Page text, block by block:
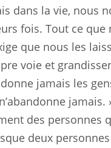
dans la vie, nous
fois. Tout ce que
que nous les
voie et
jamais les
jamais.
des personnes
deux